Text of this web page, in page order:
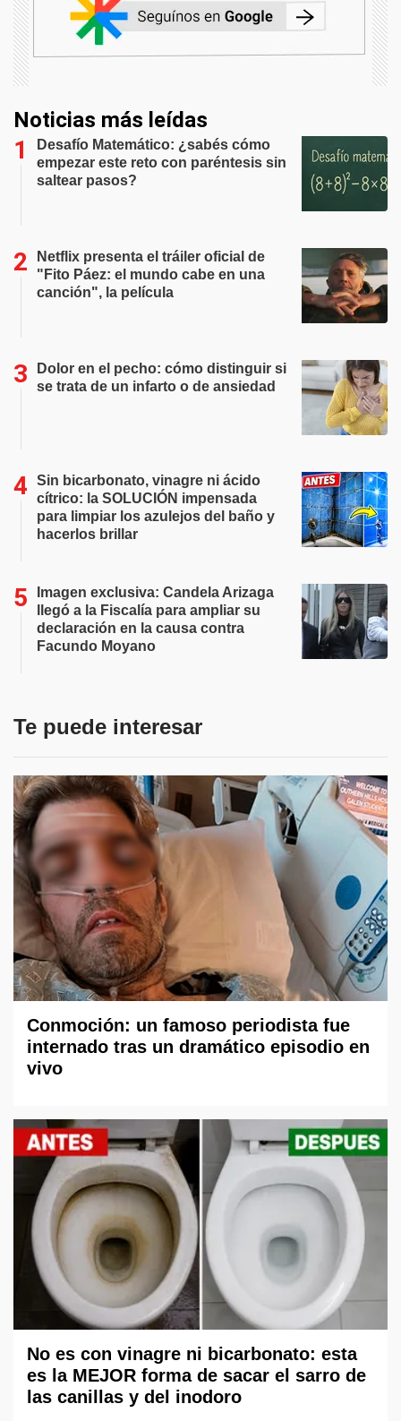
Noticias más leídas
Desafío Matemático: ¿sabés cómo
empezar este reto con paréntesis sin
saltear pasos?
Netflix presenta el tráiler oficial de
"Fito Páez: el mundo cabe en una
canción", la película
Dolor en el pecho: cómo distinguir si
se trata de un infarto o de ansiedad
Sin bicarbonato, vinagre ni ácido
cítrico: la SOLUCIÓN impensada
para limpiar los azulejos del baño y
hacerlos brillar
Imagen exclusiva: Candela Arizaga
llegó a la Fiscalía para ampliar su
declaración en la causa contra
Facundo Moyano
Te puede interesar
Conmoción: un famoso periodista fue
internado tras un dramático episodio en
vivo
No es con vinagre ni bicarbonato: esta
es la MEJOR forma de sacar el sarro de
las canillas y del inodoro